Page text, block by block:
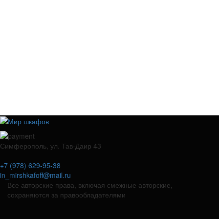
Симферополь, ул. Тав-Даир 43
+7 (978) 629-95-38
in_mirshkafoff@mail.ru
Все авторские права, включая смежные авторские,
сохраняются за правообладателями